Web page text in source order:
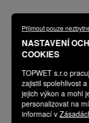
Přijmout pouze
NASTAVENÍ
COOKIES
TOPWET s.r.o
zajistil spolehlivost
jejich výkon a mohl
personalizovat na
informací v
TW
s